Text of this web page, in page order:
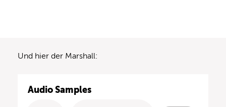
Und hier der Marshall:
Audio Samples